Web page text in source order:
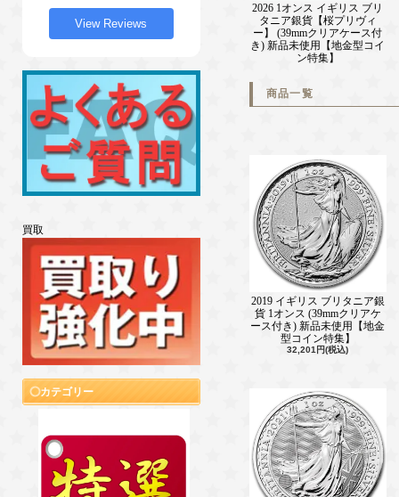
View Reviews
買取
カテゴリー
2026 1オンス イギリス ブリ
タニア銀貨【桜プリヴィ
ー】 (39mmクリアケース付
き) 新品未使用【地金型コイ
ン特集】
商品一覧
2019 イギリス ブリタニア銀
貨 1オンス (39mmクリアケ
ース付き) 新品未使用【地金
型コイン特集】
32,201円(税込)